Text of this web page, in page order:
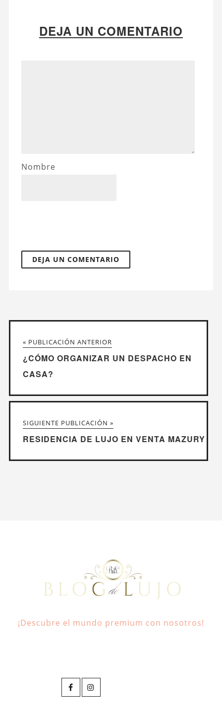
DEJA UN COMENTARIO
Nombre
« PUBLICACIÓN ANTERIOR
¿CÓMO ORGANIZAR UN DESPACHO EN
CASA?
SIGUIENTE PUBLICACIÓN »
RESIDENCIA DE LUJO EN VENTA MAZURY
¡Descubre el mundo premium con nosotros!